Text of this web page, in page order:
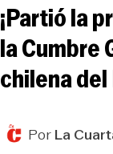
¡Partió la
la Cumbre
chilena
PorLa